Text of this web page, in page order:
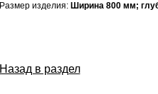
Размер изделия: Ширина 800 мм;
Назад в раздел